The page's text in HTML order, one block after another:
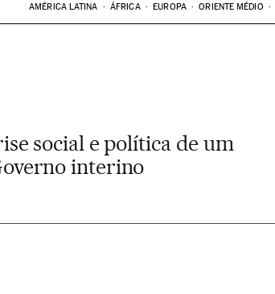
AMÉRICA LATINA ÁFRICA EUROPA ORIENTE MÉDIO
social e política de um
interino